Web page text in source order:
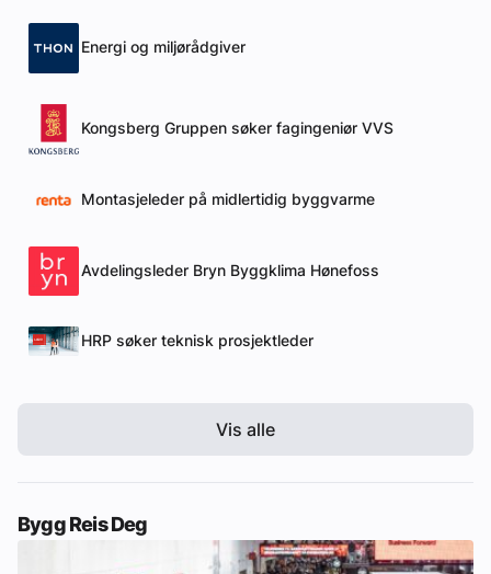
Energi og miljørådgiver
Kongsberg Gruppen søker fagingeniør VVS
Montasjeleder på midlertidig byggvarme
Avdelingsleder Bryn Byggklima Hønefoss
HRP søker teknisk prosjektleder
Vis alle
Bygg Reis Deg